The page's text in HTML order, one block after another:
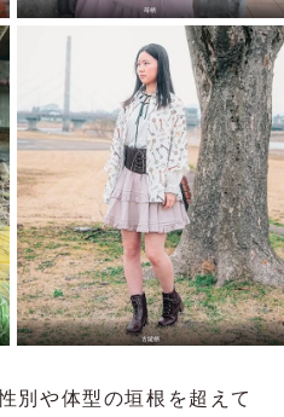
苺柄
古鍵柄
別や体型の垣根を超えて